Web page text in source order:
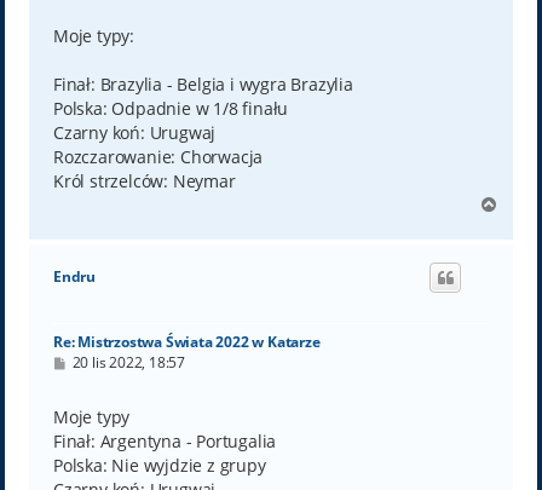
Moje typy:
Finał: Brazylia - Belgia i wygra Brazylia
Polska: Odpadnie w 1/8 finału
Czarny koń: Urugwaj
Rozczarowanie: Chorwacja
Król strzelców: Neymar
g
Endru
Re: Mistrzostwa Świata 2022 w Katarze
P
t
20 lis 2022, 18:57
Moje typy
Finał: Argentyna - Portugalia
Polska: Nie wyjdzie z grupy